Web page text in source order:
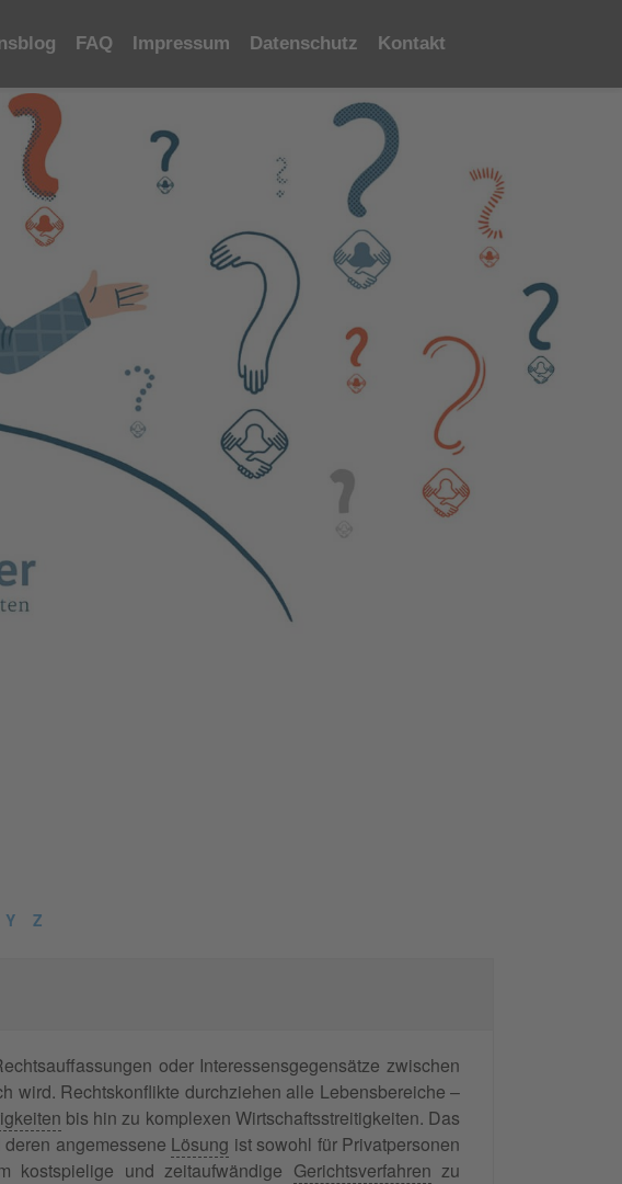
FAQ Impressum Datenschutz Kontakt
Y Z
oder Interessensgegensätze zwischen
wird. Rechtskonflikte durchziehen alle Lebensbereiche –
bis hin zu komplexen Wirtschaftsstreitigkeiten. Das
angemessene Lösung ist sowohl für Privatpersonen
kostspielige und zeitaufwändige Gerichtsverfahren zu